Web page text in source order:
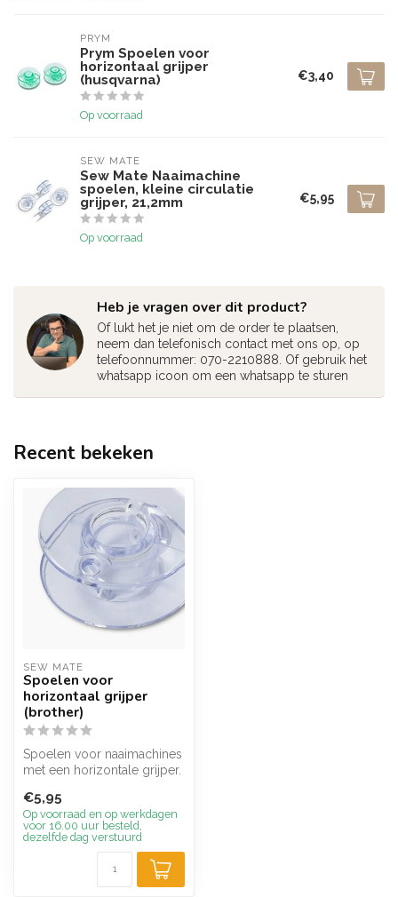
PRYM
Prym Spoelen voor
horizontaal grijper
(husqvarna)
Op voorraad
€3,40
SEW MATE
Sew Mate Naaimachine
spoelen, kleine circulatie
grijper, 21,2mm
Op voorraad
€5,95
Heb je vragen over dit product?
Of lukt het je niet om de order te plaatsen,
neem dan telefonisch contact met ons op, op
telefoonnummer: 070-2210888. Of gebruik het
whatsapp icoon om een whatsapp te sturen
Recent bekeken
SEW MATE
Spoelen voor
horizontaal grijper
(brother)
Spoelen voor naaimachines
met een horizontale grijper.
Verpa...
€5,95
Op voorraad en op werkdagen
voor 16.00 uur besteld,
dezelfde dag verstuurd